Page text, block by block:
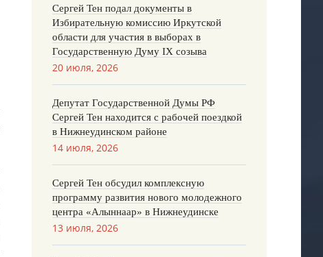
Сергей Тен подал документы в
Избирательную комиссию Иркутской
области для участия в выборах в
Государственную Думу IX созыва
20 июля, 2026
Депутат Государственной Думы РФ
Сергей Тен находится с рабочей поездкой
в Нижнеудинском районе
14 июля, 2026
Сергей Тен обсудил комплексную
программу развития нового молодежного
центра «Алыннаар» в Нижнеудинске
13 июля, 2026